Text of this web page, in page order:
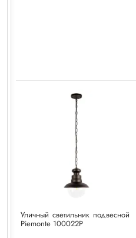
Уличный светильник подвесной
Piemonte 100022P